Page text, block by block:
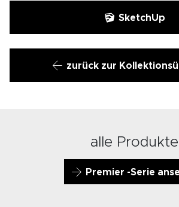
zurück zur
SketchUp
alle Produkte
Premier -Serie